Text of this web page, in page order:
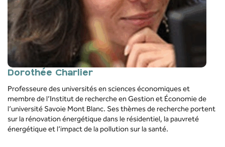
Dorothée Charlier
Professeure des universités en sciences économiques et
membre de l’Institut de recherche en Gestion et Économie de
l’université Savoie Mont Blanc. Ses thèmes de recherche portent
sur la rénovation énergétique dans le résidentiel, la pauvreté
énergétique et l’impact de la pollution sur la santé.